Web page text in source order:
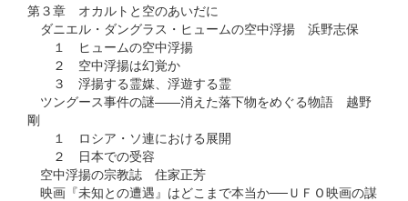
第３章 オカルトと空のあいだに
ダニエル・ダングラス・ヒュームの空中浮揚 浜野志保
１ ヒュームの空中浮揚
２ 空中浮揚は幻覚か
３ 浮揚する霊媒、浮遊する霊
ツングース事件の謎――消えた落下物をめぐる物語 越野
剛
１ ロシア・ソ連における展開
２ 日本での受容
空中浮揚の宗教誌 住家正芳
映画『未知との遭遇』はどこまで本当か──ＵＦＯ映画の謀